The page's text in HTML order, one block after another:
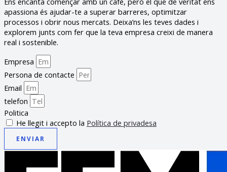
apassiona és ajudar-te a superar barreres, optimitzar
processos i obrir nous mercats. Deixa’ns les teves dades i
explorem junts com fer que la teva empresa creixi de manera
real i sostenible.
Empresa
Persona de contacte
Email
telefon
Politica
He llegit i accepto la Política de privadesa
ENVIAR